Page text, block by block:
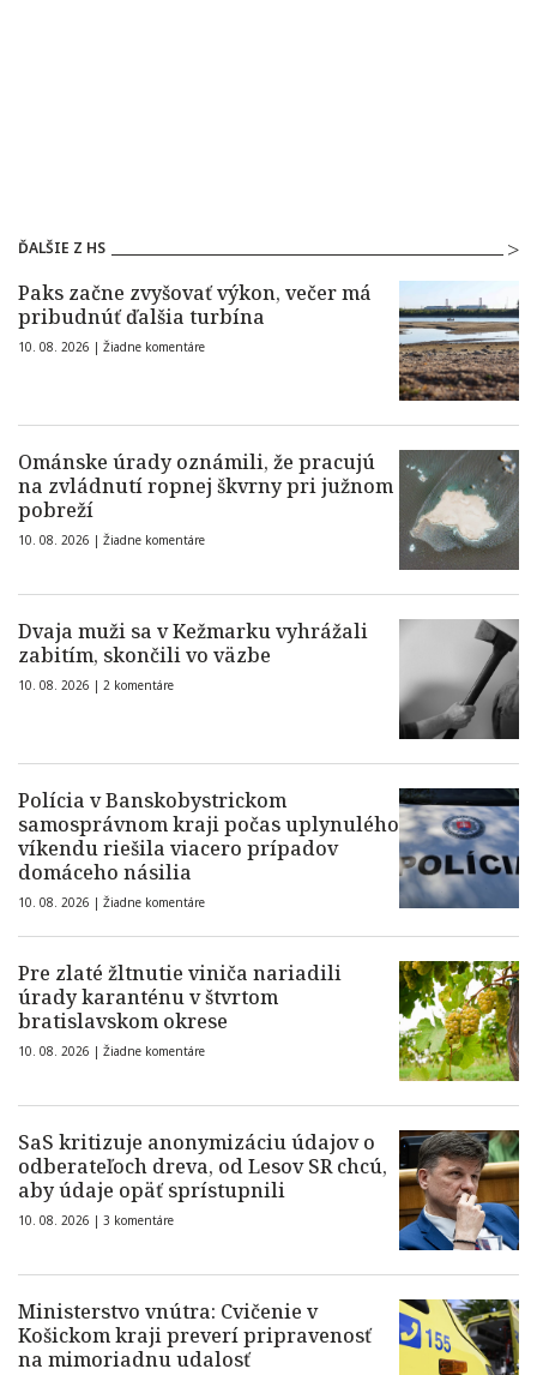
ĎALŠIE Z HS
Paks začne zvyšovať výkon, večer má
pribudnúť ďalšia turbína
10. 08. 2026 | Žiadne komentáre
Ománske úrady oznámili, že pracujú
na zvládnutí ropnej škvrny pri južnom
pobreží
10. 08. 2026 | Žiadne komentáre
Dvaja muži sa v Kežmarku vyhrážali
zabitím, skončili vo väzbe
10. 08. 2026 | 2 komentáre
Polícia v Banskobystrickom
samosprávnom kraji počas uplynulého
víkendu riešila viacero prípadov
domáceho násilia
10. 08. 2026 | Žiadne komentáre
Pre zlaté žltnutie viniča nariadili
úrady karanténu v štvrtom
bratislavskom okrese
10. 08. 2026 | Žiadne komentáre
SaS kritizuje anonymizáciu údajov o
odberateľoch dreva, od Lesov SR chcú,
aby údaje opäť sprístupnili
10. 08. 2026 | 3 komentáre
Ministerstvo vnútra: Cvičenie v
Košickom kraji preverí pripravenosť
na mimoriadnu udalosť